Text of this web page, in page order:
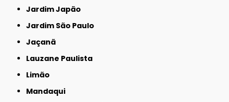
Jardim Japão
Jardim São Paulo
Jaçanã
Lauzane Paulista
Limão
Mandaqui